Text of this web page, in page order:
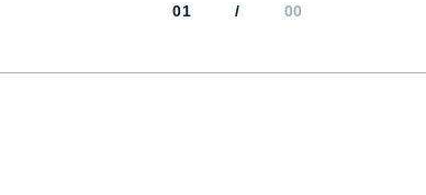
01 / 00